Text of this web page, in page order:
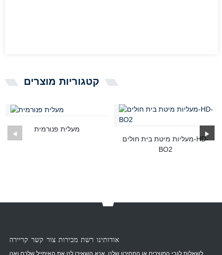
קטגוריות מוצרים
מעלית פנורמית
מעליות מיטת בית חולים-HD-
BO2
אודותינו רשת מכירות צור קשר קריירה
לשאלות לגבי המוצרים או המחירון שלנו, אנא השאירו לנו את האימייל שלכם ואנו